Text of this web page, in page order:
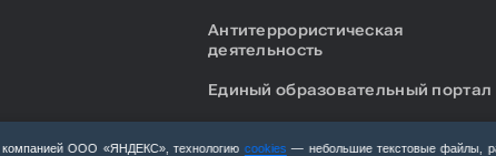
компанией ООО «ЯНДЕКС», технологию cookies — небольшие текстовые файлы,
Антитеррористическая
деятельность
Единый образовательный портал